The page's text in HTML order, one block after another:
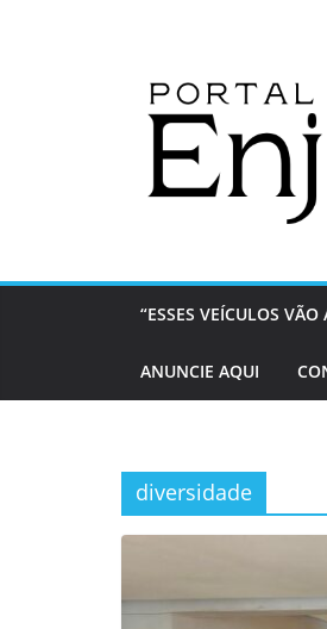
“ESSES VEÍCULOS
ANUNCIE AQUI
diversidade